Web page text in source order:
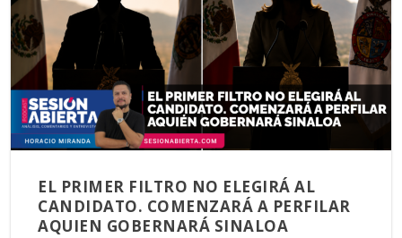
EL PRIMER FILTRO NO ELEGIRÁ AL
CANDIDATO. COMENZARÁ A PERFILAR
AQUIEN GOBERNARÁ SINALOA